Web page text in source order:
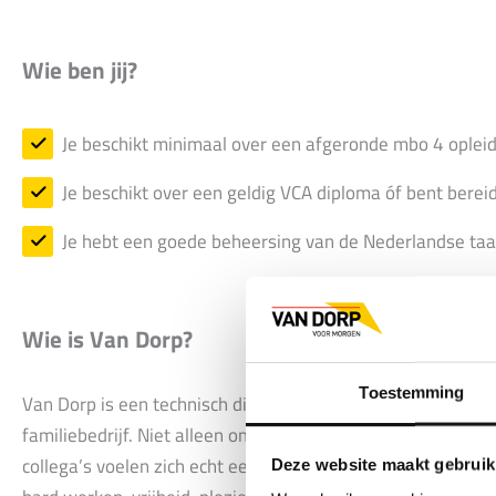
Toestemming
Deze website maakt
Wie ben jij?
Je beschikt minimaal over een afgeronde mbo 4
Je beschikt over een geldig VCA diploma óf bent
Je hebt een goede beheersing van de Nederlandse
Wie is Van Dorp?
Van Dorp is een technisch dienstverlener met 28
familiebedrijf. Niet alleen omdat de familienaam in de
collega’s voelen zich echt een ‘familielid’ binnen de